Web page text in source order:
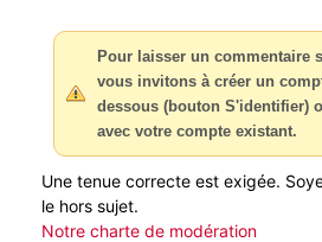
Pour laisser un commentaire
vous invitons à créer un
dessous (bouton S'identifier)
avec votre compte existant.
Une tenue correcte est exigée.
le hors sujet.
Notre charte de modération